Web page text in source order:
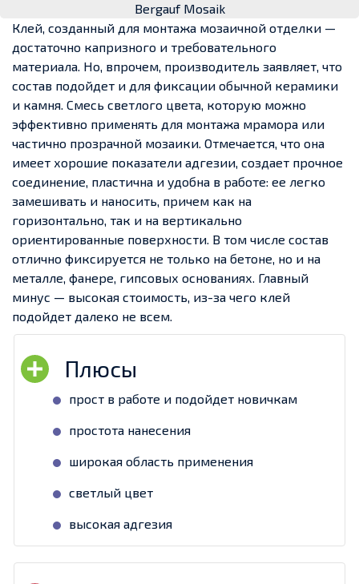
Bergauf Mosaik
Клей, созданный для монтажа мозаичной отделки —
достаточно капризного и требовательного
материала. Но, впрочем, производитель заявляет, что
состав подойдет и для фиксации обычной керамики
и камня. Смесь светлого цвета, которую можно
эффективно применять для монтажа мрамора или
частично прозрачной мозаики. Отмечается, что она
имеет хорошие показатели адгезии, создает прочное
соединение, пластична и удобна в работе: ее легко
замешивать и наносить, причем как на
горизонтально, так и на вертикально
ориентированные поверхности. В том числе состав
отлично фиксируется не только на бетоне, но и на
металле, фанере, гипсовых основаниях. Главный
минус — высокая стоимость, из-за чего клей
подойдет далеко не всем.
прост в работе и подойдет новичкам
простота нанесения
широкая область применения
светлый цвет
высокая адгезия